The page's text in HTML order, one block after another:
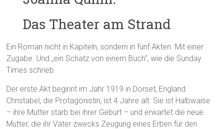
Das Theater am Strand
Ein Roman nicht in Kapiteln, sondern in fünf Akten. Mit einer
Zugabe. Und „ein Schatz von einem Buch“, wie die Sunday
Times schrieb.
Der erste Akt beginnt im Jahr 1919 in Dorset, England.
Christabel, die Protagonistin, ist 4 Jahre alt. Sie ist Halbwaise
– ihre Mutter starb bei ihrer Geburt – und erwartet die neue
Mutter, die ihr Vater zwecks Zeugung eines Erben für den